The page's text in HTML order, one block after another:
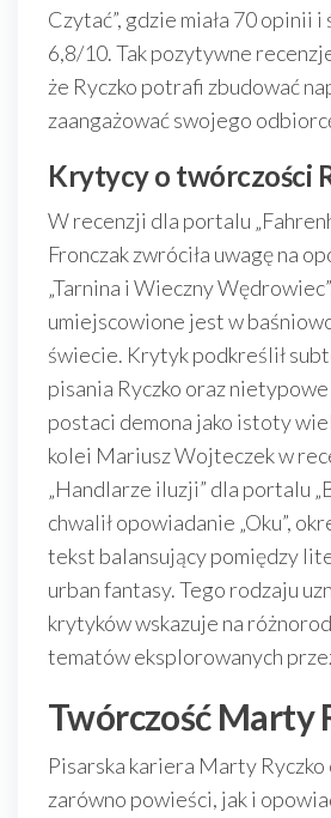
Czytać”, gdzie miała 70 opinii
6,8/10. Tak pozytywne
że Ryczko potrafi zbudować
zaangażować swojego
Krytycy o twórczości
W recenzji dla portalu
Fronczak zwróciła uwagę na
„Tarnina i Wieczny
umiejscowione jest w
świecie. Krytyk podkreślił
pisania Ryczko oraz
postaci demona jako istoty
kolei Mariusz Wojteczek w
„Handlarze iluzji” dla portalu
chwalił opowiadanie „Oku”,
tekst balansujący pomiędzy
urban fantasy. Tego rodzaju
krytyków wskazuje na
tematów eksplorowanych
Twórczość Marty
Pisarska kariera Marty
zarówno powieści, jak i